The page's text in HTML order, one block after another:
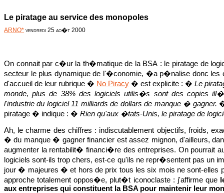
Le piratage au service des monopoles
ARNO* vendredi 25 ao�t 2000
On connait par c�ur la th�matique de la BSA : le piratage de
secteur le plus dynamique de l'�conomie, �a p�nalise donc
d'accueil de leur rubrique � No Piracy � est explicite : � Le
monde, plus de 38% des logiciels utilis�s sont des copies
l'industrie du logiciel 11 milliards de dollars de manque � gagner.
piratage � indique : � Rien qu'aux �tats-Unis, le piratage de
Ah, le charme des chiffres : indiscutablement objectifs, froids,
� du manque � gagner financier est assez mignon, d'ailleurs,
augmenter la rentabilit� financi�re des entreprises. On pourrait
logiciels sont-ils trop chers, est-ce qu'ils ne repr�sentent pas
jour � majeures � et hors de prix tous les six mois ne sont-elles
approche totalement oppos�e, plut�t iconoclaste : j'affirme que
aux entreprises qui constituent la BSA pour maintenir leur